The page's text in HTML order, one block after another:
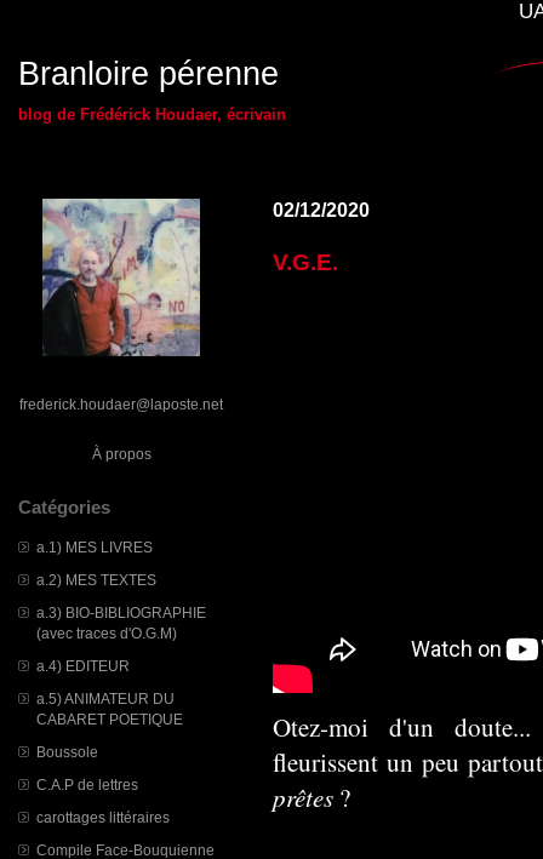
Branloire pérenne
blog de Frédérick Houdaer, écrivain
frederick.houdaer@laposte.net
À propos
Catégories
a.1) MES LIVRES
a.2) MES TEXTES
a.3) BIO-BIBLIOGRAPHIE
(avec traces d'O.G.M)
a.4) EDITEUR
a.5) ANIMATEUR DU
CABARET POETIQUE
Boussole
C.A.P de lettres
carottages littéraires
Compile Face-Bouquienne
02/12/2020
V.G.E.
Otez-moi d'un
fleurissent un peu
prêtes ?